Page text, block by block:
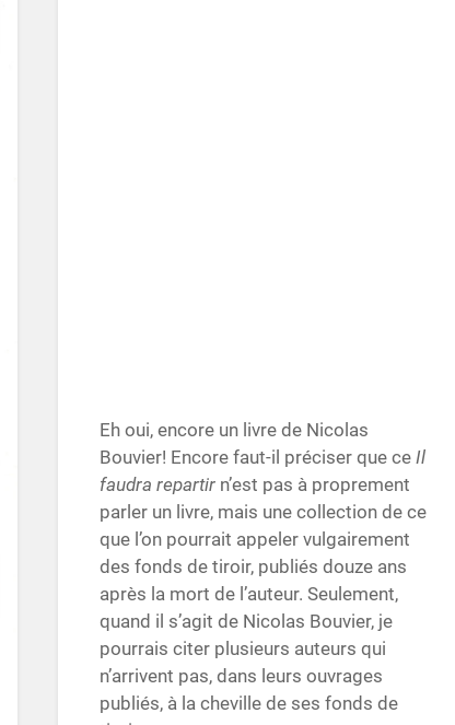
Eh oui, encore un livre de Nicolas
Bouvier! Encore faut-il préciser que ce Il
faudra repartirn’est pas à proprement
parler un livre, mais une collection de ce
que l’on pourrait appeler vulgairement
des fonds de tiroir, publiés douze ans
après la mort de l’auteur. Seulement,
quand il s’agit de Nicolas Bouvier, je
pourrais citer plusieurs auteurs qui
n’arrivent pas, dans leurs ouvrages
publiés, à la cheville de ses fonds de